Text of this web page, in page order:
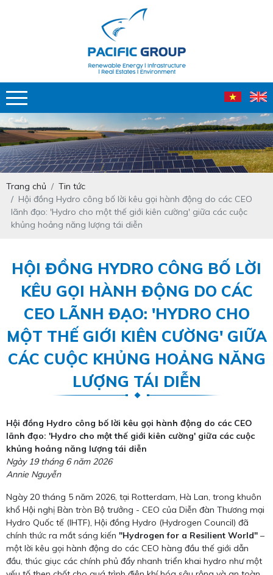
Trang chủ
Tin tức
Hội đồng Hydro công bố lời kêu gọi hành động do các CEO
lãnh đạo: 'Hydro cho một thế giới kiên cường' giữa các cuộc
khủng hoảng năng lượng tái diễn
HỘI ĐỒNG HYDRO CÔNG BỐ LỜI
KÊU GỌI HÀNH ĐỘNG DO CÁC
CEO LÃNH ĐẠO: 'HYDRO CHO
MỘT THẾ GIỚI KIÊN CƯỜNG' GIỮA
CÁC CUỘC KHỦNG HOẢNG NĂNG
LƯỢNG TÁI DIỄN
Hội đồng Hydro công bố lời kêu gọi hành động do các CEO
lãnh đạo: 'Hydro cho một thế giới kiên cường' giữa các cuộc
khủng hoảng năng lượng tái diễn
Ngày 19 tháng 6 năm 2026
Annie Nguyễn
Ngày 20 tháng 5 năm 2026, tại Rotterdam, Hà Lan, trong khuôn
khổ Hội nghị Bàn tròn Bộ trưởng - CEO của Diễn đàn Thương mại
Hydro Quốc tế (IHTF), Hội đồng Hydro (Hydrogen Council) đã
chính thức ra mắt sáng kiến "Hydrogen for a Resilient World" –
một lời kêu gọi hành động do các CEO hàng đầu thế giới dẫn
đầu, thúc giục các chính phủ đẩy nhanh triển khai hydro như một